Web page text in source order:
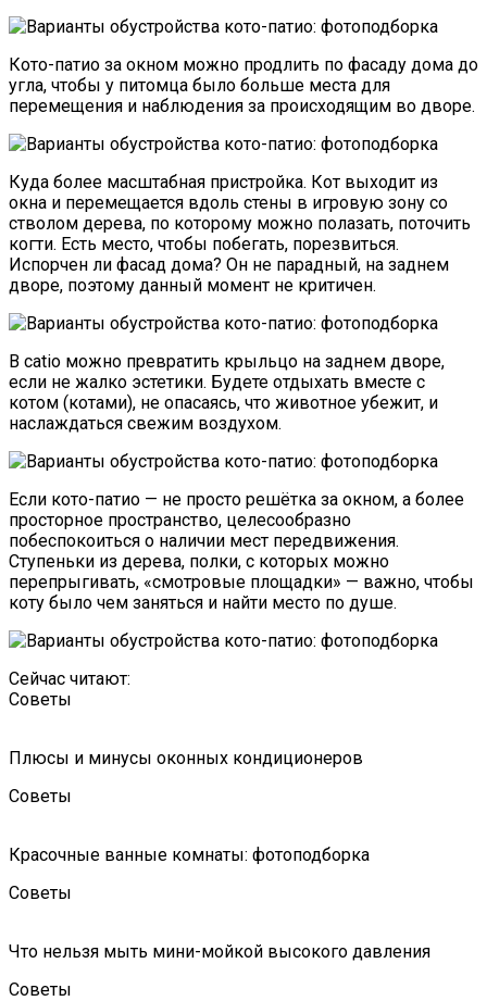
Кото-патио за окном можно продлить по фасаду дома до
угла, чтобы у питомца было больше места для
перемещения и наблюдения за происходящим во дворе.
Куда более масштабная пристройка. Кот выходит из
окна и перемещается вдоль стены в игровую зону со
стволом дерева, по которому можно полазать, поточить
когти. Есть место, чтобы побегать, порезвиться.
Испорчен ли фасад дома? Он не парадный, на заднем
дворе, поэтому данный момент не критичен.
В catio можно превратить крыльцо на заднем дворе,
если не жалко эстетики. Будете отдыхать вместе с
котом (котами), не опасаясь, что животное убежит, и
наслаждаться свежим воздухом.
Если кото-патио — не просто решётка за окном, а более
просторное пространство, целесообразно
побеспокоиться о наличии мест передвижения.
Ступеньки из дерева, полки, с которых можно
перепрыгивать, «смотровые площадки» — важно, чтобы
коту было чем заняться и найти место по душе.
Сейчас читают:
Советы
Плюсы и минусы оконных кондиционеров
Советы
Красочные ванные комнаты: фотоподборка
Советы
Что нельзя мыть мини-мойкой высокого давления
Советы